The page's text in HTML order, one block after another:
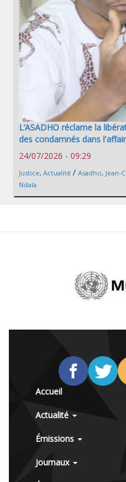
L’ASADHO réclame la
des condamnés dans
24/07/2026 - 09:29
Justice, Actualité / Asadho, Jean-
Ndala
Accueil
Actualité
Émissions
Journaux